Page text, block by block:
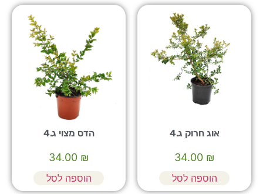
אוג חרוק ג.4
₪
34.00
הוספה לסל
הדס מצוי ג.4
₪
34.00
הוספה לסל